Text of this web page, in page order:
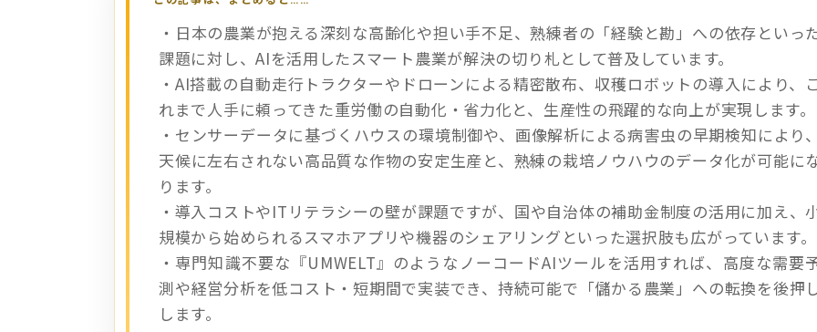
・日本の農業が抱える深刻な高齢化や担い手不足、熟練者の「経験と勘」への依存といっ
課題に対し、AIを活用したスマート農業が解決の切り札として普及しています。
・AI搭載の自動走行トラクターやドローンによる精密散布、収穫ロボットの導入により、こ
れまで人手に頼ってきた重労働の自動化・省力化と、生産性の飛躍的な向上が実現します。
・センサーデータに基づくハウスの環境制御や、画像解析による病害虫の早期検知により、
天候に左右されない高品質な作物の安定生産と、熟練の栽培ノウハウのデータ化が可能に
ります。
・導入コストやITリテラシーの壁が課題ですが、国や自治体の補助金制度の活用に加え、
規模から始められるスマホアプリや機器のシェアリングといった選択肢も広がっています。
・専門知識不要な『UMWELT』のようなノーコードAIツールを活用すれば、高度な需要
測や経営分析を低コスト・短期間で実装でき、持続可能で「儲かる農業」への転換を後押
します。